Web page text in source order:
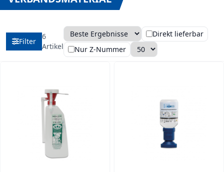
Filter
6
ArtikelSortierung
Direkt lieferbar
Nur Z-Nummer
Anzahl pro Seite